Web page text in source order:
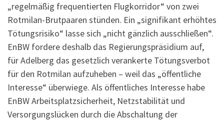
„regelmäßig frequentierten Flugkorridor“ von zwei
Rotmilan-Brutpaaren stünden. Ein „signifikant erhöhtes
Tötungsrisiko“ lasse sich „nicht gänzlich ausschließen“.
EnBW fordere deshalb das Regierungspräsidium auf,
für Adelberg das gesetzlich verankerte Tötungsverbot
für den Rotmilan aufzuheben – weil das „öffentliche
Interesse“ überwiege. Als öffentliches Interesse habe
EnBW Arbeitsplatzsicherheit, Netzstabilität und
Versorgungslücken durch die Abschaltung der